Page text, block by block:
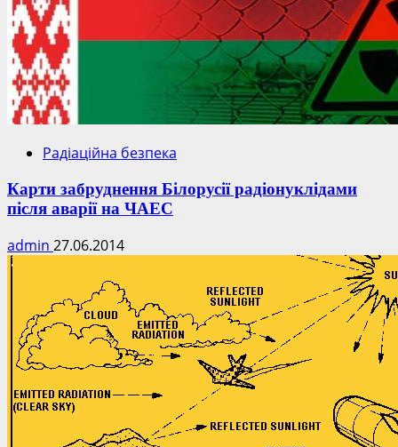
Радіаційна безпека
Карти забруднення Білорусії радіонуклідами
після аварії на ЧАЕС
admin 27.06.2014